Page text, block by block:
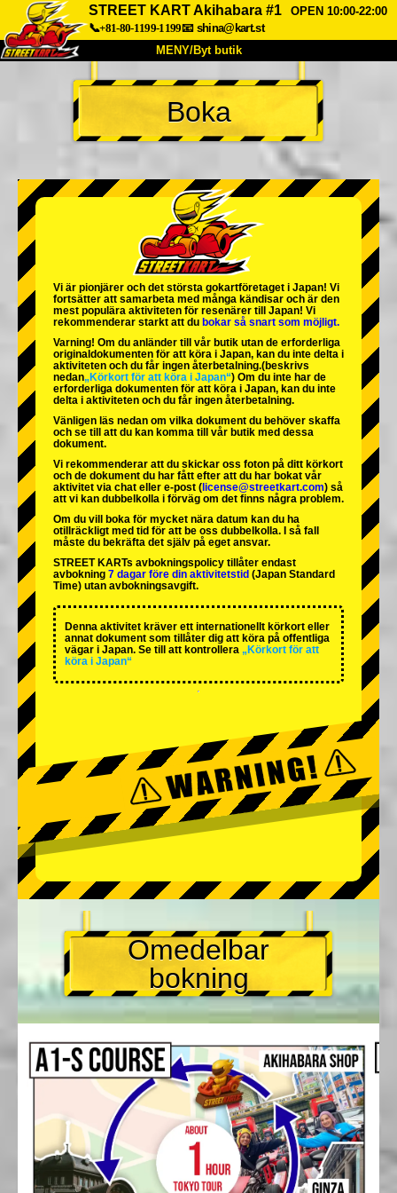
STREET KART Akihabara #1
OPEN 10:00-22:00
📞+81-80-1199-1199📧 shina@kart.st
MENY/Byt butik
HEM
Om oss Specifikationer Pris
Företag Boka
Byt butik
Tokyo Shinagawa Tokyo Akihabara#1
Tokyo Akihabara#2
Tokyo Shibuya Annex Tokyo Bay
Tokyo Asakusa Osaka
Okinawa
Boka
Vi är pionjärer och det största gokartföretaget i Japan! Vi
fortsätter att samarbeta med många kändisar och är den
mest populära aktiviteten för resenärer till Japan! Vi
rekommenderar starkt att du bokar så snart som möjligt.
Varning! Om du anländer till vår butik utan de erforderliga
originaldokumenten för att köra i Japan, kan du inte delta i
aktiviteten och du får ingen återbetalning.(beskrivs
nedan„Körkort för att köra i Japan“) Om du inte har de
erforderliga dokumenten för att köra i Japan, kan du inte
delta i aktiviteten och du får ingen återbetalning.
Vänligen läs nedan om vilka dokument du behöver skaffa
och se till att du kan komma till vår butik med dessa
dokument.
Vi rekommenderar att du skickar oss foton på ditt körkort
och de dokument du har fått efter att du har bokat vår
aktivitet via chat eller e-post ( license@streetkart.com) så
att vi kan dubbelkolla i förväg om det finns några problem.
Om du vill boka för mycket nära datum kan du ha
otillräckligt med tid för att be oss dubbelkolla. I så fall
måste du bekräfta det själv på eget ansvar.
STREET KARTs avbokningspolicy tillåter endast
avbokning 7 dagar före din aktivitetstid (Japan Standard
Time) utan avbokningsavgift.
Denna aktivitet kräver ett internationellt körkort eller
annat dokument som tillåter dig att köra på offentliga
vägar i Japan. Se till att kontrollera „Körkort för att
köra i Japan“
Omedelbar
bokning